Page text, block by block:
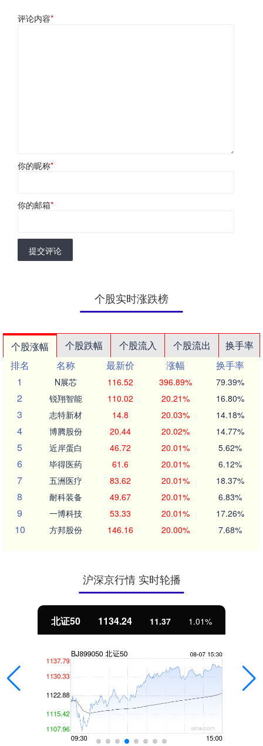
评论内容*
你的昵称*
你的邮箱*
提交评论
个股实时涨跌榜
个股涨幅 个股跌幅 个股流入 个股流出
换手率
排名
名称 最新价 涨幅
换手率
1
N展芯 116.52 396.89% 79.39%
2 锐翔智能 110.02 20.21% 16.80%
3 志特新材 14.8 20.03% 14.18%
4 博腾股份 20.44 20.02% 14.77%
5 近岸蛋白 46.72 20.01% 5.62%
6 毕得医药 61.6 20.01% 6.12%
7 五洲医疗 83.62 20.01% 18.37%
8 耐科装备 49.67 20.01% 6.83%
9 一博科技 53.33 20.01% 17.26%
10 方邦股份 146.16 20.00% 7.68%
沪深京行情 实时轮播
北证50 1134.24 11.37 1.01%